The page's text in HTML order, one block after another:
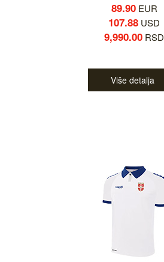
89.90EUR
107.88 USD
9,990.00 RSD
Više detalja